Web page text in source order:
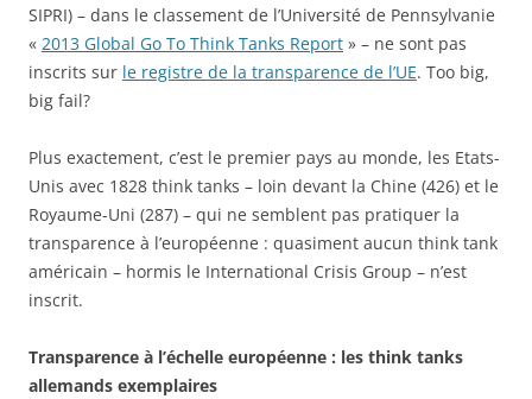
SIPRI) – dans le classement de l’Université de Pennsylvanie
« 2013 Global Go To Think Tanks Report » – ne sont pas
inscrits sur le registre de la transparence de l’UE. Too big,
big fail?
Plus exactement, c’est le premier pays au monde, les Etats-
Unis avec 1828 think tanks – loin devant la Chine (426) et le
Royaume-Uni (287) – qui ne semblent pas pratiquer la
transparence à l’européenne : quasiment aucun think tank
américain – hormis le International Crisis Group – n’est
inscrit.
Transparence à l’échelle européenne : les think tanks
allemands exemplaires